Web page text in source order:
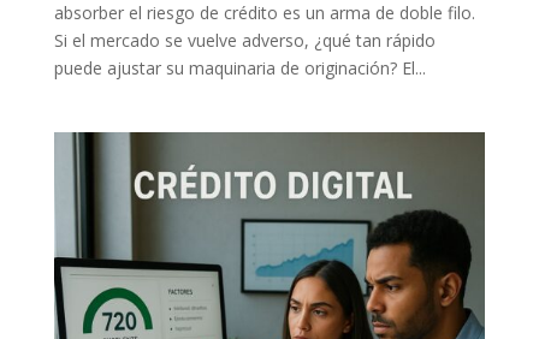
absorber el riesgo de crédito es un arma de doble filo.
Si el mercado se vuelve adverso, ¿qué tan rápido
puede ajustar su maquinaria de originación? El...